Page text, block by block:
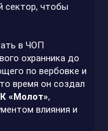
сектор, чтобы
в ЧОП
охранника до
по вербовке и
время он создал
«Молот»,
влияния и